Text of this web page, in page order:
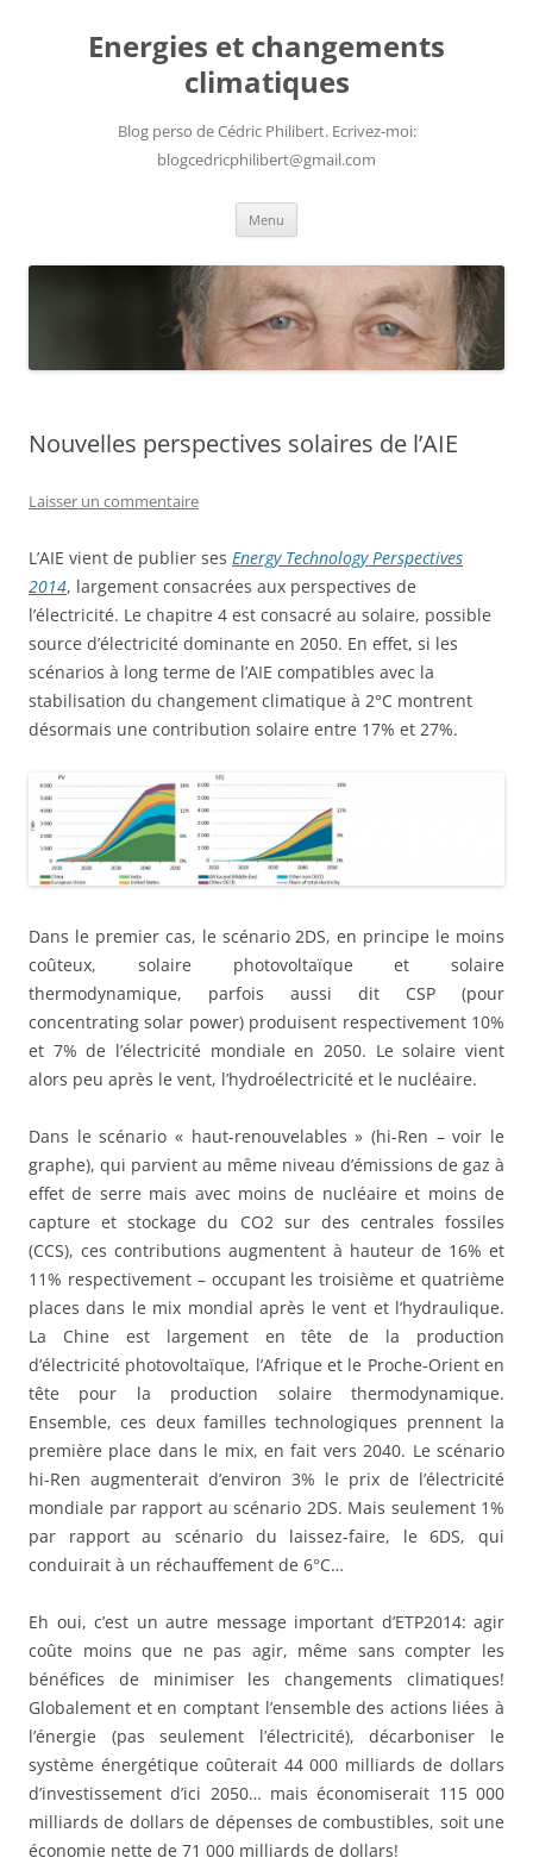
contenuEnergies et changements
climatiques
Blog perso de Cédric Philibert. Ecrivez-moi:
blogcedricphilibert@gmail.com
Menu
Nouvelles perspectives solaires de l’AIE
Laisser un commentaire
L’AIE vient de publier ses Energy Technology Perspectives
2014, largement consacrées aux perspectives de
l’électricité. Le chapitre 4 est consacré au solaire, possible
source d’électricité dominante en 2050. En effet, si les
scénarios à long terme de l’AIE compatibles avec la
stabilisation du changement climatique à 2°C montrent
désormais une contribution solaire entre 17% et 27%.
Dans le premier cas, le scénario 2DS, en principe le moins
coûteux, solaire photovoltaïque et solaire
thermodynamique, parfois aussi dit CSP (pour
concentrating solar power) produisent respectivement 10%
et 7% de l’électricité mondiale en 2050. Le solaire vient
alors peu après le vent, l’hydroélectricité et le nucléaire.
Dans le scénario « haut-renouvelables » (hi-Ren – voir le
graphe), qui parvient au même niveau d’émissions de gaz à
effet de serre mais avec moins de nucléaire et moins de
capture et stockage du CO2 sur des centrales fossiles
(CCS), ces contributions augmentent à hauteur de 16% et
11% respectivement – occupant les troisième et quatrième
places dans le mix mondial après le vent et l’hydraulique.
La Chine est largement en tête de la production
d’électricité photovoltaïque, l’Afrique et le Proche-Orient en
tête pour la production solaire thermodynamique.
Ensemble, ces deux familles technologiques prennent la
première place dans le mix, en fait vers 2040. Le scénario
hi-Ren augmenterait d’environ 3% le prix de l’électricité
mondiale par rapport au scénario 2DS. Mais seulement 1%
par rapport au scénario du laissez-faire, le 6DS, qui
conduirait à un réchauffement de 6°C…
Eh oui, c’est un autre message important d’ETP2014: agir
coûte moins que ne pas agir, même sans compter les
bénéfices de minimiser les changements climatiques!
Globalement et en comptant l’ensemble des actions liées à
l’énergie (pas seulement l’électricité), décarboniser le
système énergétique coûterait 44 000 milliards de dollars
d’investissement d’ici 2050… mais économiserait 115 000
milliards de dollars de dépenses de combustibles, soit une
économie nette de 71 000 milliards de dollars!